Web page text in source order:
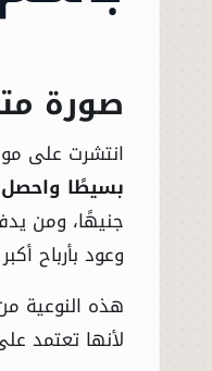
صورة
انتشرت على
بسيطًا
وعود بأرباح
هذه النوعية
لأنها تعتمد